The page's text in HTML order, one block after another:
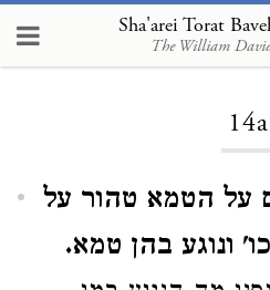
Sha'arei Torat
The William
14a
על הטמא טהור על
ונוגע בהן טמא.